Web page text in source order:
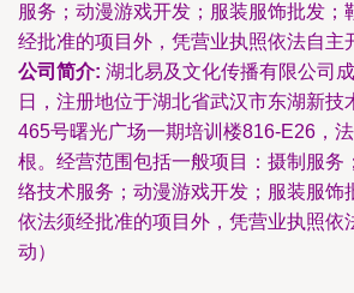
服务；动漫游戏开发；服装服饰批发；
经批准的项目外，凭营业执照依法自主
公司简介: 湖北易及文化传播有限公司
日，注册地位于湖北省武汉市东湖新技
465号曙光广场一期培训楼816-E26，
根。经营范围包括一般项目：摄制服务
络技术服务；动漫游戏开发；服装服饰
依法须经批准的项目外，凭营业执照依
动）